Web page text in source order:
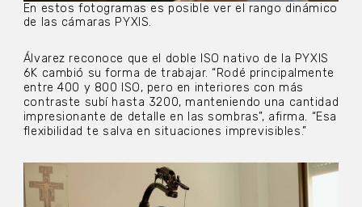
En estos fotogramas es posible ver el rango dinámico
de las cámaras PYXIS.
Álvarez reconoce que el doble ISO nativo de la PYXIS
6K cambió su forma de trabajar. “Rodé principalmente
entre 400 y 800 ISO, pero en interiores con más
contraste subí hasta 3200, manteniendo una cantidad
impresionante de detalle en las sombras”, afirma. “Esa
flexibilidad te salva en situaciones imprevisibles.”